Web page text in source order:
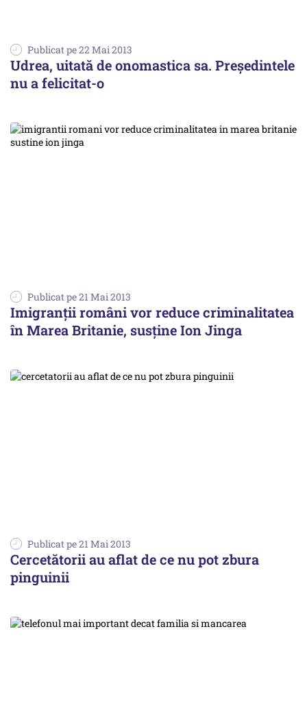
Publicat pe 22 Mai 2013
Udrea, uitată de onomastica sa. Președintele
nu a felicitat-o
Publicat pe 21 Mai 2013
Imigranții români vor reduce criminalitatea
în Marea Britanie, susține Ion Jinga
Publicat pe 21 Mai 2013
Cercetătorii au aflat de ce nu pot zbura
pinguinii